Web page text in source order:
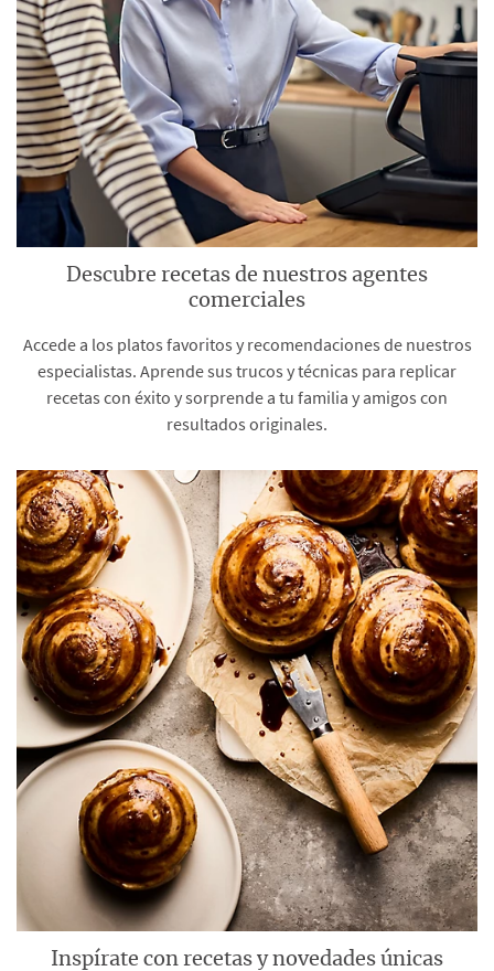
Descubre recetas de nuestros agentes
comerciales
Accede a los platos favoritos y recomendaciones de nuestros
especialistas. Aprende sus trucos y técnicas para replicar
recetas con éxito y sorprende a tu familia y amigos con
resultados originales.
Inspírate con recetas y novedades únicas